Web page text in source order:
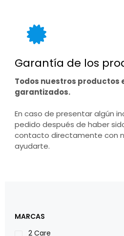
Garantía de los
Todos nuestros
garantizados.
En caso de presentar algún
pedido después de haber
contacto directamente con
ayudarte.
MARCAS
2 Care